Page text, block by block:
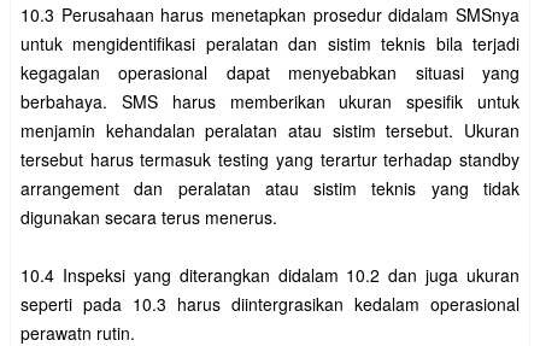
10.3 Perusahaan harus menetapkan prosedur didalam SMSnya
untuk mengidentifikasi peralatan dan sistim teknis bila terjadi
kegagalan operasional dapat menyebabkan situasi yang
berbahaya. SMS harus memberikan ukuran spesifik untuk
menjamin kehandalan peralatan atau sistim tersebut. Ukuran
tersebut harus termasuk testing yang terartur terhadap standby
arrangement dan peralatan atau sistim teknis yang tidak
digunakan secara terus menerus.
10.4 Inspeksi yang diterangkan didalam 10.2 dan juga ukuran
seperti pada 10.3 harus diintergrasikan kedalam operasional
perawatn rutin.